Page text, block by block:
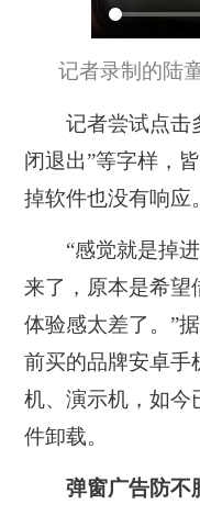
记者录制的陆
记者尝试点击多
闭退出”等字样，
掉软件也没有响应。
“感觉就是掉进
来了，原本是希望
体验感太差了。”
前买的品牌安卓手
机、演示机，如今
件卸载。
弹窗广告防不